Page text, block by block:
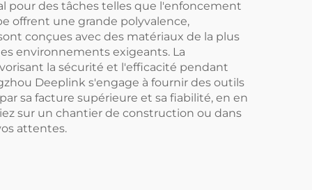
pour des tâches telles que l'enfoncement
offrent une grande polyvalence,
conçues avec des matériaux de la plus
environnements exigeants. La
la sécurité et l'efficacité pendant
Deeplink s'engage à fournir des outils
sa facture supérieure et sa fiabilité, en en
sur un chantier de construction ou dans
attentes.